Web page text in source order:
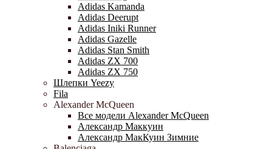
Adidas Kamanda
Adidas Deerupt
Adidas Iniki Runner
Adidas Gazelle
Adidas Stan Smith
Adidas ZX 700
Adidas ZX 750
Шлепки Yeezy
Fila
Alexander McQueen
Все модели Alexander McQueen
Александр Маккуин
Александр МакКуин Зимние